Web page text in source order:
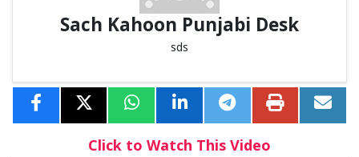
Sach Kahoon Punjabi Desk
sds
Click to Watch This Video